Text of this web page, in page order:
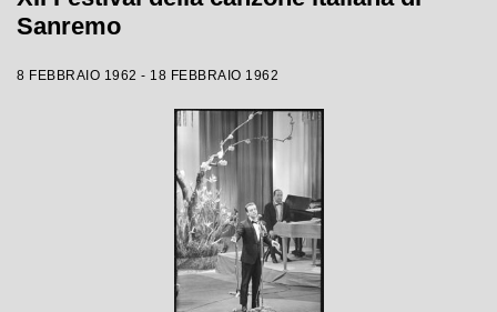
Sanremo
8 FEBBRAIO 1962 - 18 FEBBRAIO 1962